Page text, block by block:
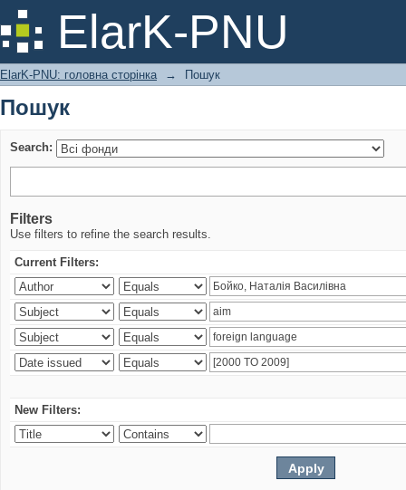
ElarK-PNU
Пошук
ElarK-PNU: головна сторінка → Пошук
Пошук
Search:
Filters
Use filters to refine the search results.
Current Filters:
New Filters: